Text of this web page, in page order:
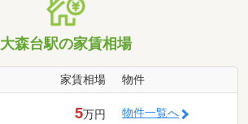
大森台駅の家賃相場
家賃相場 物件
5万円 物件一覧へ